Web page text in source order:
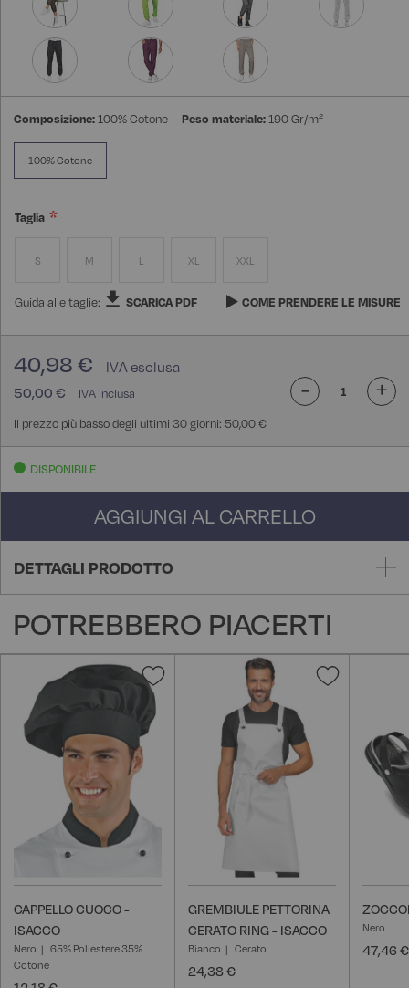
Composizione:100% Cotone Peso materiale:190 Gr/m²
100% Cotone
Taglia
S M L XL XXL
Guida alle taglie: SCARICA PDF COME PRENDERE LE MISURE
50,00 €
40,98 €
Il prezzo più basso degli ultimi 30 giorni: 50,00 €
- +
DISPONIBILE
AGGIUNGI AL CARRELLO
DETTAGLI PRODOTTO
POTREBBERO PIACERTI
Aggiungi
desideri
CAPPELLO CUOCO -
ISACCO
Nero
65% Poliestere 35%
Cotone
Aggiungi
desideri
GREMBIULE PETTORINA
CERATO RING - ISACCO
Bianco Cerato
24,38 €
Nero
47,46 €